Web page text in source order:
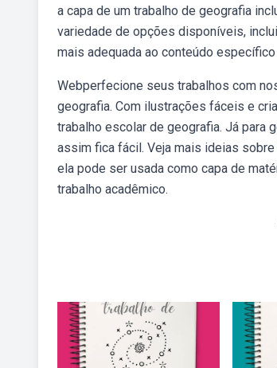
a capa de um trabalho de geografia
variedade de opções disponíveis,
mais adequada ao conteúdo específico
Webperfecione seus trabalhos com
geografia. Com ilustrações fáceis e
trabalho escolar de geografia. Já para
assim fica fácil. Veja mais ideias
ela pode ser usada como capa de
trabalho acadêmico.